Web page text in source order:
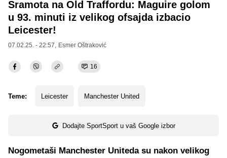
Sramota na Old Traffordu: Maguire golom
u 93. minuti iz velikog ofsajda izbacio
Leicester!
07.02.25. - 22:57, Esmer Oštraković
16
Teme: Leicester Manchester United
Dodajte SportSport u vaš Google izbor
Nogometaši Manchester Uniteda su nakon velikog